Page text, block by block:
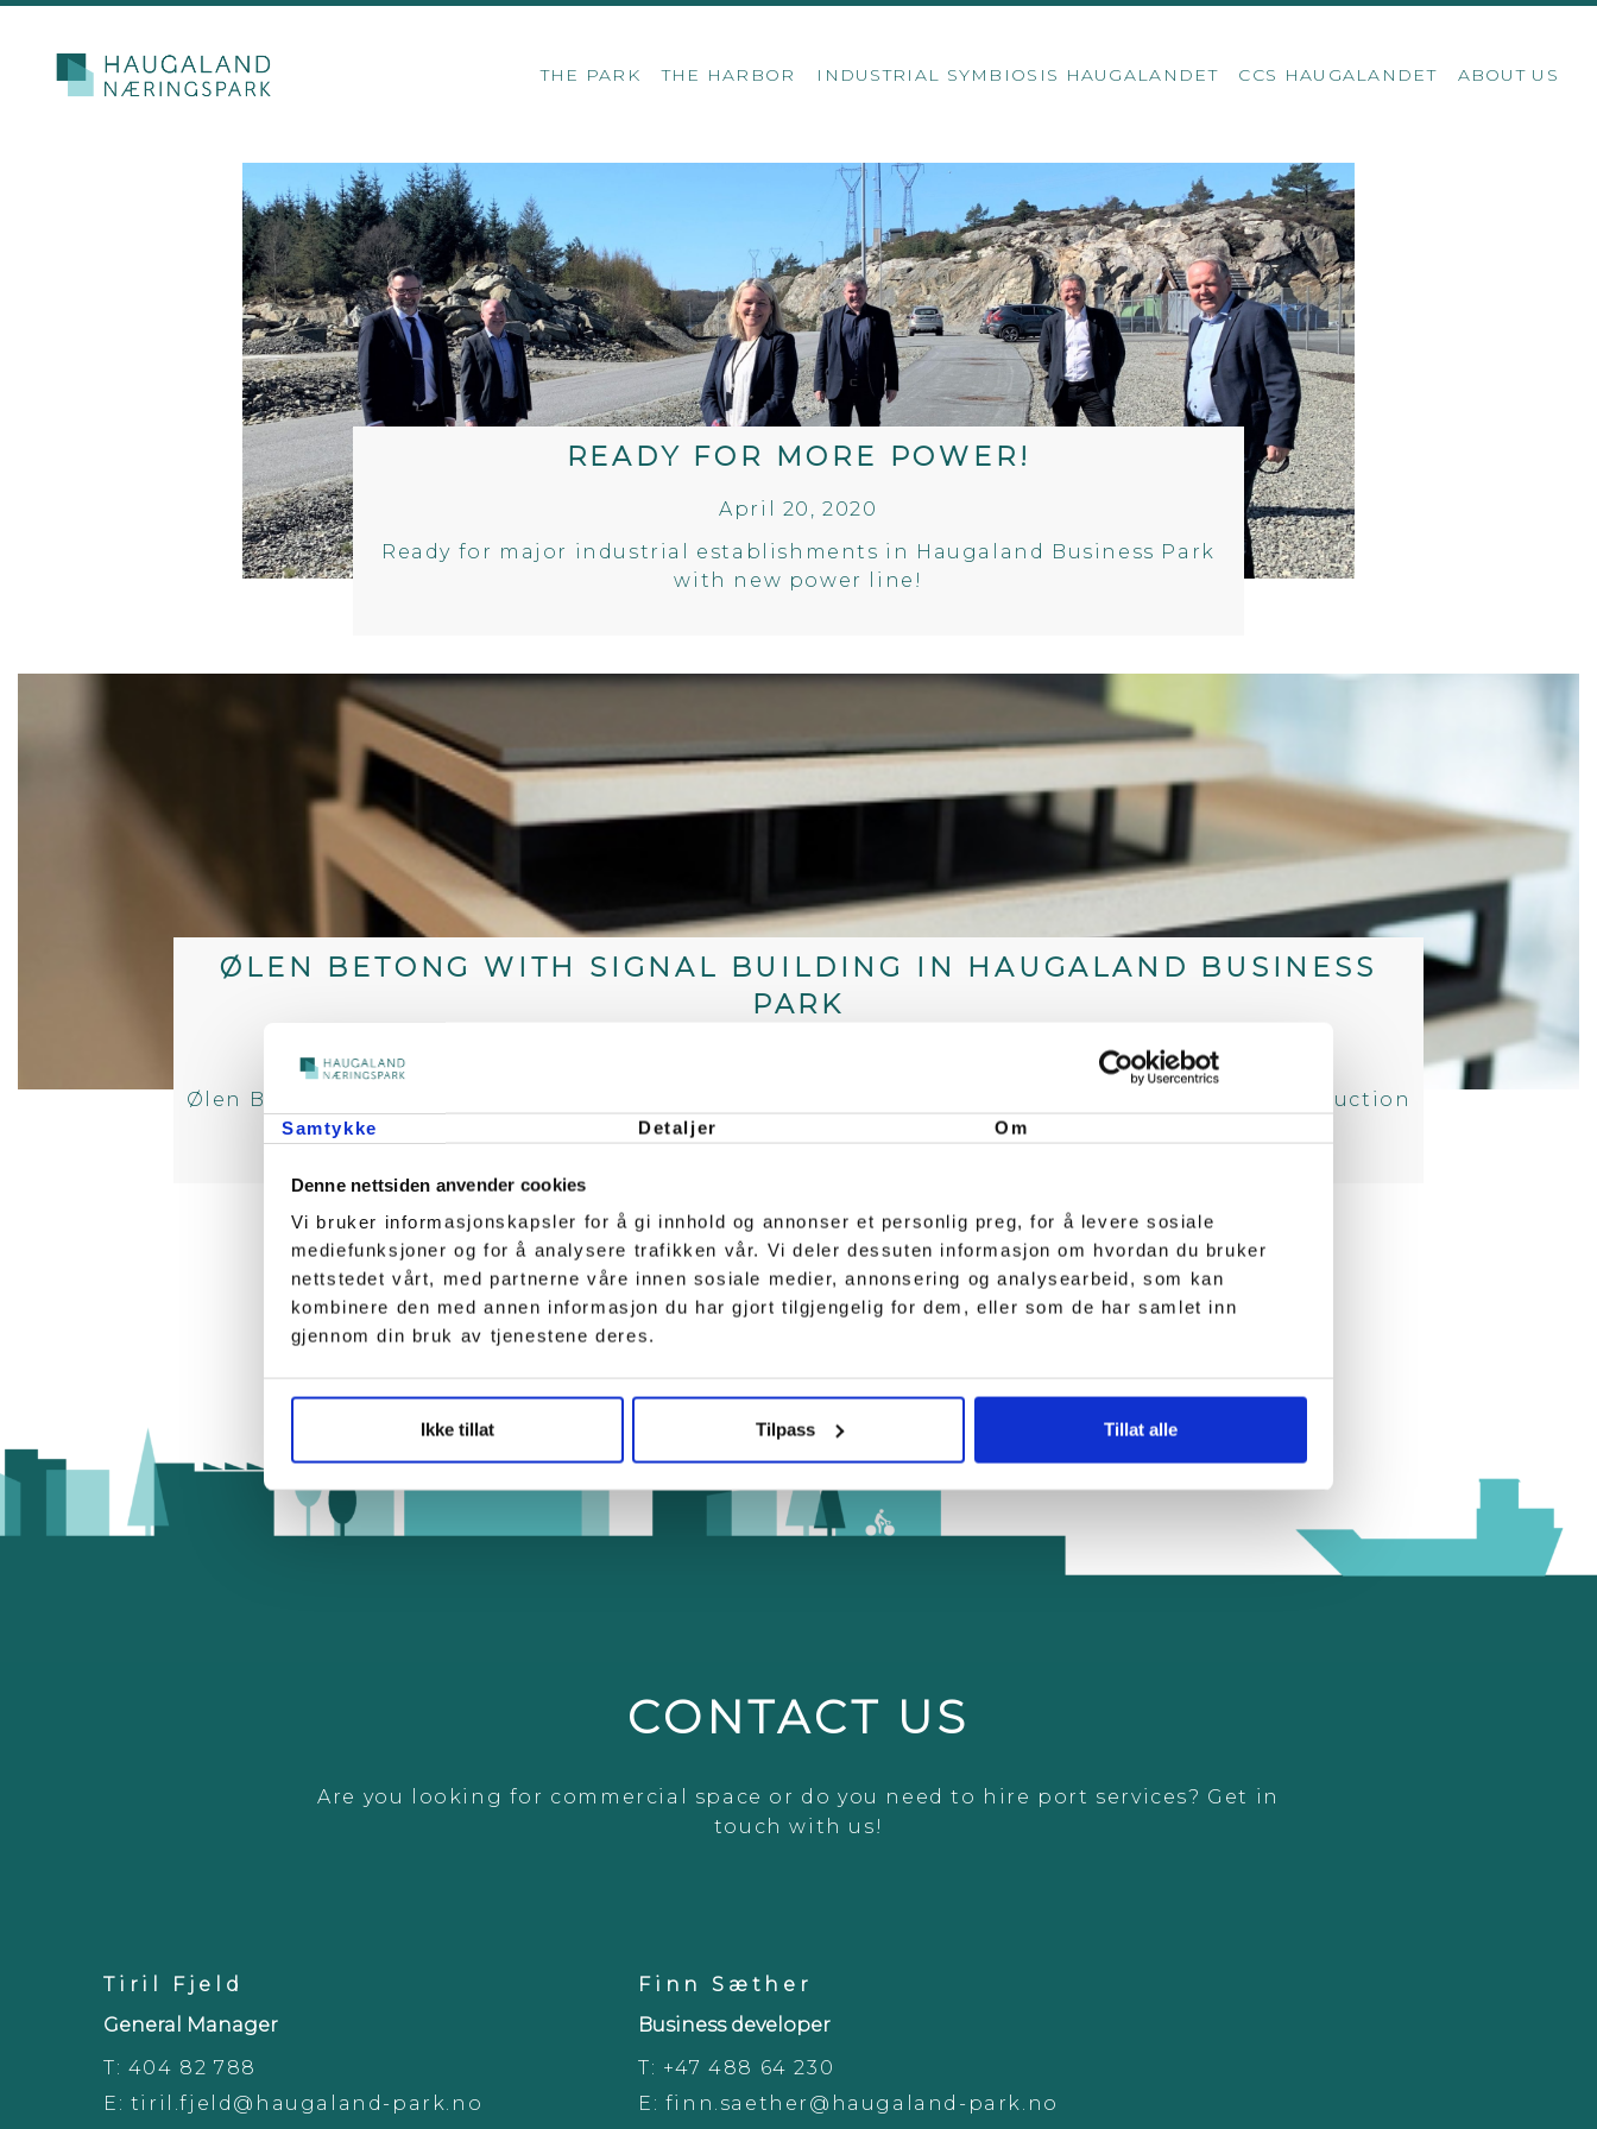
Samtykke Detaljer Om
Denne nettsiden anvender cookies
Vi bruker informasjonskapsler for å gi innhold og annonser et personlig preg, for å levere sosiale
mediefunksjoner og for å analysere trafikken vår. Vi deler dessuten informasjon om hvordan du bruker
nettstedet vårt, med partnerne våre innen sosiale medier, annonsering og analysearbeid, som kan
kombinere den med annen informasjon du har gjort tilgjengelig for dem, eller som de har samlet inn
gjennom din bruk av tjenestene deres.
Ikke tillat Tilpass Tillat alle
THE PARK THE HARBOR INDUSTRIAL SYMBIOSIS HAUGALANDET CCS HAUGALANDET ABOUT US
READY FOR MORE POWER!
April 20, 2020
Ready for major industrial establishments in Haugaland Business Park
with new power line!
ØLEN BETONG WITH SIGNAL BUILDING IN HAUGALAND BUSINESS
PARK
Ølen Betong Gruppen AS has entered into an agreement with Vest Entreprenør AS for the construction
of a workshop and office building in Haugaland Næringspark.
CONTACT US
Are you looking for commercial space or do you need to hire port services? Get in
touch with us!
Tiril Fjeld
General Manager
T: 404 82 788
E: tiril.fjeld@haugaland-park.no
Finn Sæther
Business developer
T: +47 488 64 230
E: finn.saether@haugaland-park.no